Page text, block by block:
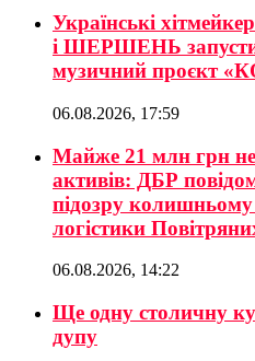
Українські
і ШЕРШЕНЬ
музичний проєкт
06.08.2026, 17:59
Майже 21 млн грн
активів: ДБР
підозру колишньому
логістики
06.08.2026, 14:22
Ще одну столичну
дупу